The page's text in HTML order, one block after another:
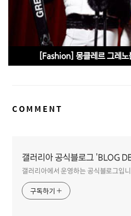
[Fashion] 몽클레르 그레노
댓
COMMENT
갤러리아 공식블로그 'BLOG
갤러리아에서 운영하는 공식블로그입니
구독하기